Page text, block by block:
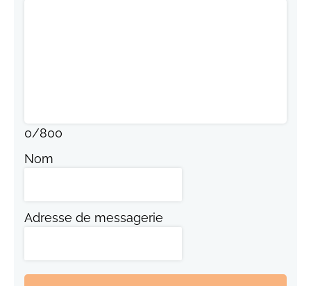
0/800
Nom
Adresse de messagerie